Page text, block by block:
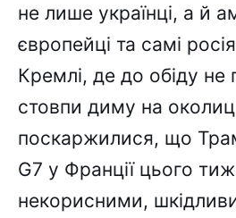
не лише українці, а й
європейці та самі
Кремлі, де до обіду не
стовпи диму на
поскаржилися, що
G7 у Франції цього
некорисними,